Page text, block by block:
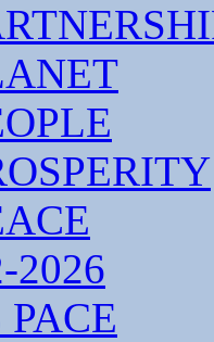
2026